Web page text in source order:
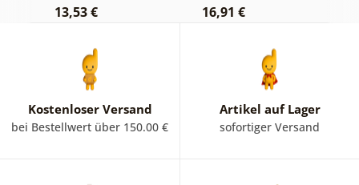
13,53 € 16,91 €
Kostenloser Versand
bei Bestellwert über 150.00 €
Artikel auf Lager
sofortiger Versand